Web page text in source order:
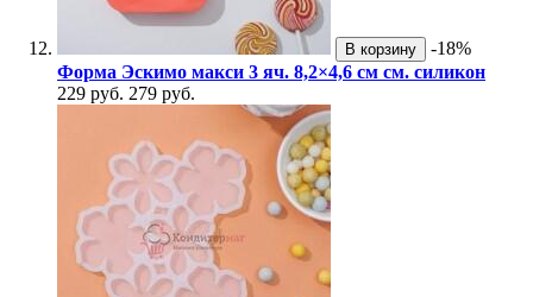
В корзину
-18%
Форма Эскимо макси 3 яч. 8,2×4,6 см см. силикон
229 руб. 279 руб.